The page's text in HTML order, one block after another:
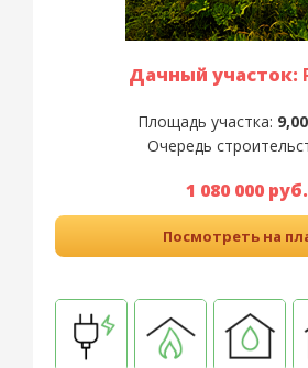
Дачный участок:
Площадь участка: 9,00
Очередь
1 080 000 руб.
Посмотреть на